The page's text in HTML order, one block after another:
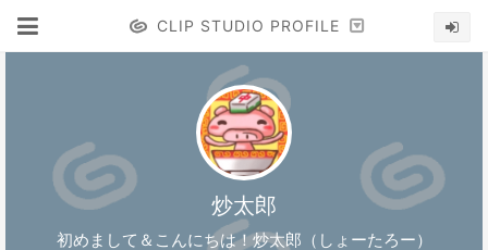
CLIP STUDIO PROFILE
炒太郎
初めまして＆こんにちは！炒太郎（しょーたろー）